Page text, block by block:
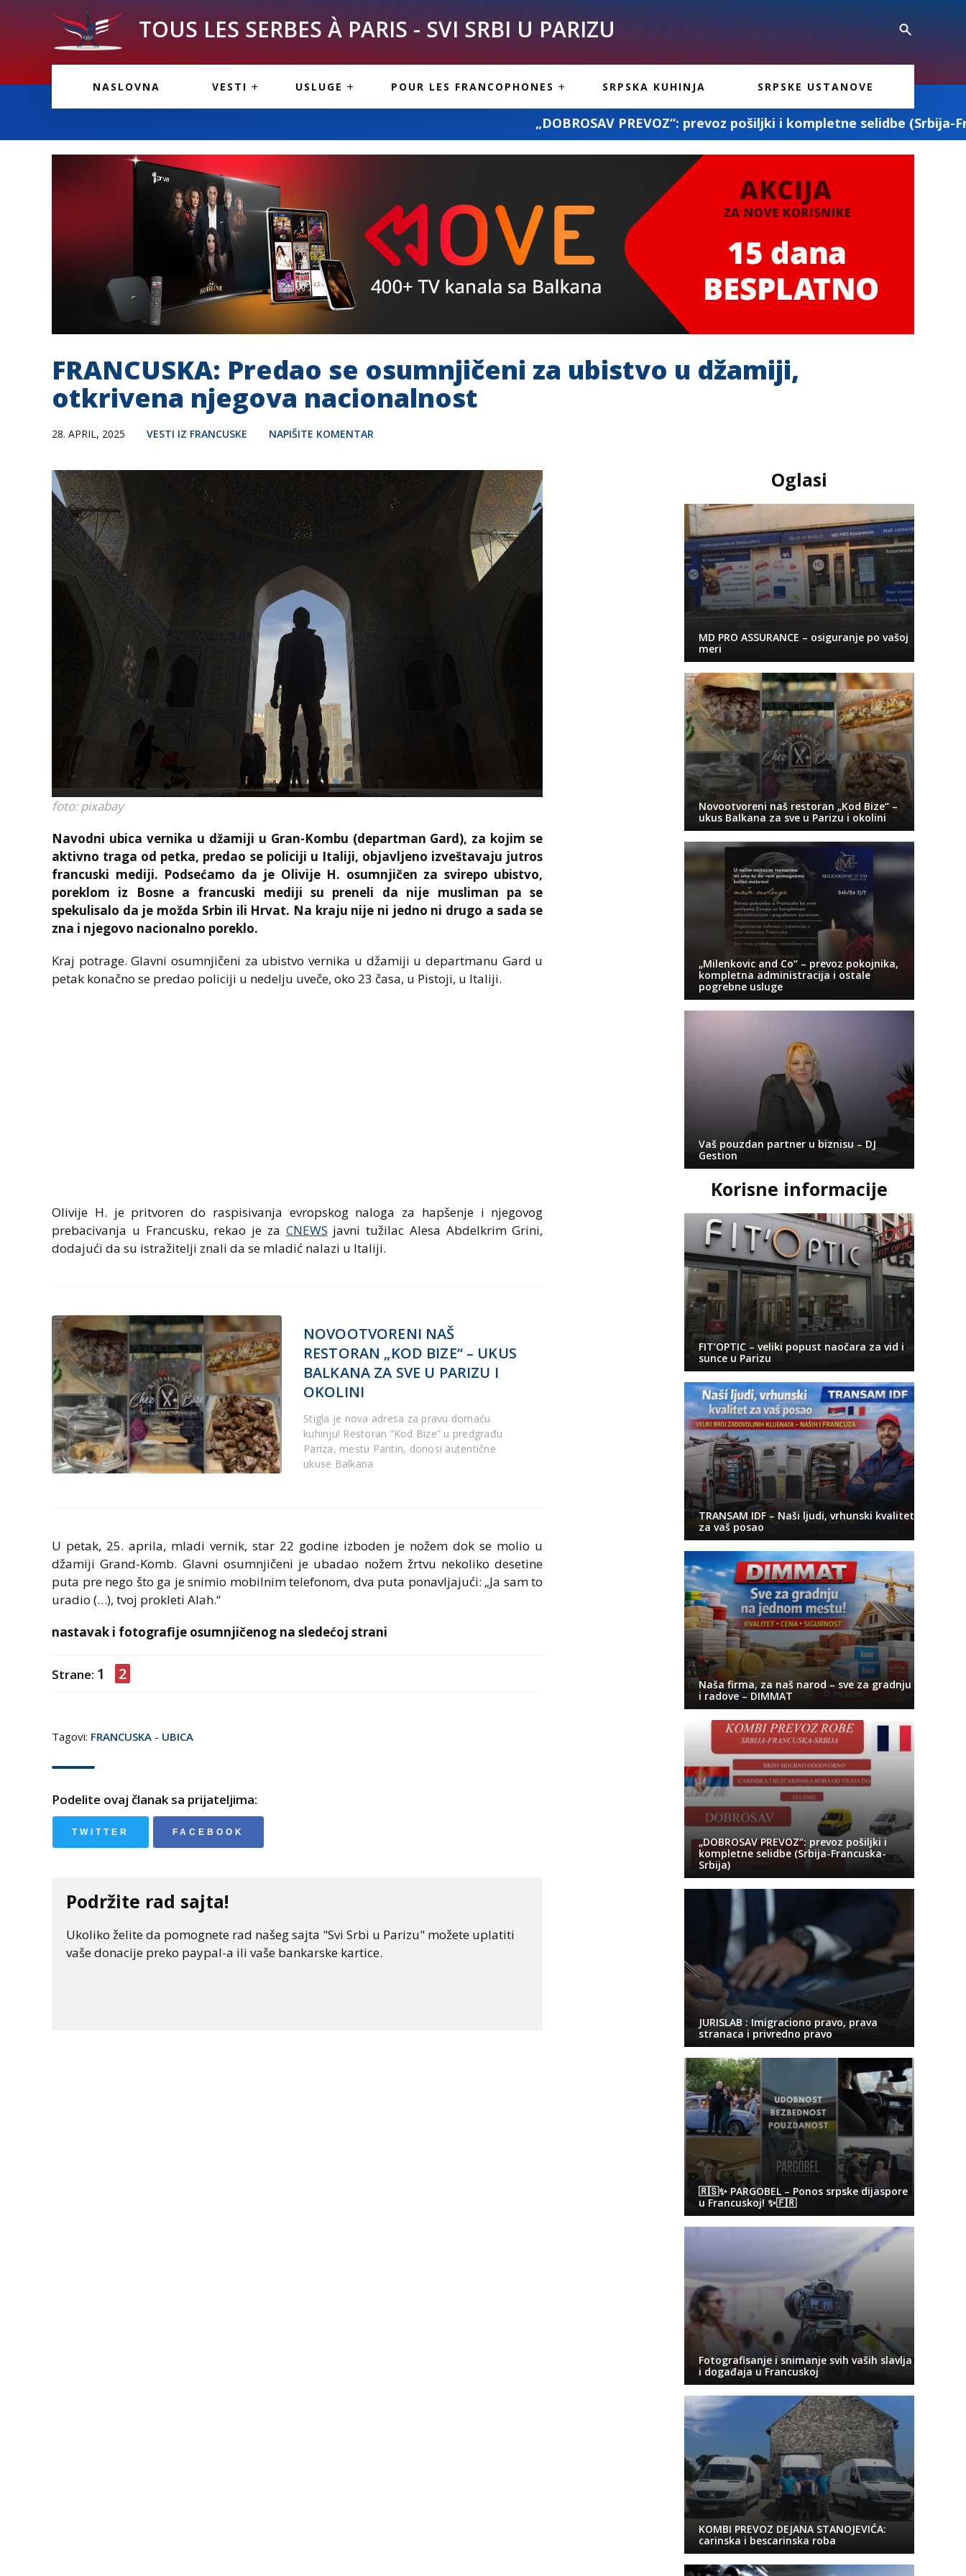
TOUS LES SERBES À PARIS - SVI SRBI U PARIZU
NASLOVNA VESTI USLUGE
INFORMACIJE
POUR LES FRANCOPHONES
PARIS
CUISINE SERBE
SRPSKA KUHINJA SRPSKE USTANOVE
„DOBROSAV PREVOZ“: prevoz pošiljki i kompletne selidbe (Srbija-Francuska-Srbija)
FRANCUSKA: Predao se osumnjičeni za ubistvo u džamiji,
otkrivena njegova nacionalnost
28. APRIL, 2025 VESTI IZ FRANCUSKE NAPIŠITE KOMENTAR
foto: pixabay
Navodni ubica vernika u džamiji u Gran-Kombu (departman Gard), za kojim se
aktivno traga od petka, predao se policiji u Italiji, objavljeno izveštavaju jutros
francuski mediji. Podsećamo da je Olivije H. osumnjičen za svirepo ubistvo,
poreklom iz Bosne a francuski mediji su preneli da nije musliman pa se
spekulisalo da je možda Srbin ili Hrvat. Na kraju nije ni jedno ni drugo a sada se
zna i njegovo nacionalno poreklo.
Kraj potrage. Glavni osumnjičeni za ubistvo vernika u džamiji u departmanu Gard u
petak konačno se predao policiji u nedelju uveče, oko 23 časa, u Pistoji, u Italiji.
Olivije H. je pritvoren do raspisivanja evropskog naloga za hapšenje i njegovog
prebacivanja u Francusku, rekao je za CNEWS javni tužilac Alesa Abdelkrim Grini,
dodajući da su istražitelji znali da se mladić nalazi u Italiji.
NOVOOTVORENI NAŠ
RESTORAN „KOD BIZE“ – UKUS
BALKANA ZA SVE U PARIZU I
OKOLINI
Stigla je nova adresa za pravu domaću
kuhinju! Restoran “Kod Bize” u predgrađu
Pariza, mestu Pantin, donosi autentične
ukuse Balkana
U petak, 25. aprila, mladi vernik, star 22 godine izboden je nožem dok se molio u
džamiji Grand-Komb. Glavni osumnjičeni je ubadao nožem žrtvu nekoliko desetine
puta pre nego što ga je snimio mobilnim telefonom, dva puta ponavljajući: „Ja sam to
uradio (…), tvoj prokleti Alah.“
nastavak i fotografije osumnjičenog na sledećoj strani
Strane: 1 2
Tagovi: FRANCUSKA - UBICA
Podelite ovaj članak sa prijateljima:
TWITTER FACEBOOK
Podržite rad sajta!
Ukoliko želite da pomognete rad našeg sajta "Svi Srbi u Parizu" možete uplatiti
vaše donacije preko paypal-a ili vaše bankarske kartice.
Oglasi
MD PRO ASSURANCE – osiguranje po vašoj
meri
Novootvoreni naš restoran „Kod Bize“ –
ukus Balkana za sve u Parizu i okolini
„Milenkovic and Co“ – prevoz pokojnika,
kompletna administracija i ostale
pogrebne usluge
Vaš pouzdan partner u biznisu – DJ
Gestion
Korisne informacije
FIT’OPTIC – veliki popust naočara za vid i
sunce u Parizu
TRANSAM IDF – Naši ljudi, vrhunski kvalitet
za vaš posao
Naša firma, za naš narod – sve za gradnju
i radove – DIMMAT
„DOBROSAV PREVOZ“: prevoz pošiljki i
kompletne selidbe (Srbija-Francuska-
Srbija)
JURISLAB : Imigraciono pravo, prava
stranaca i privredno pravo
🇷🇸✨ PARGOBEL – Ponos srpske dijaspore
u Francuskoj! ✨🇫🇷
Fotografisanje i snimanje svih vaših slavlja
i događaja u Francuskoj
KOMBI PREVOZ DEJANA STANOJEVIĆA:
carinska i bescarinska roba